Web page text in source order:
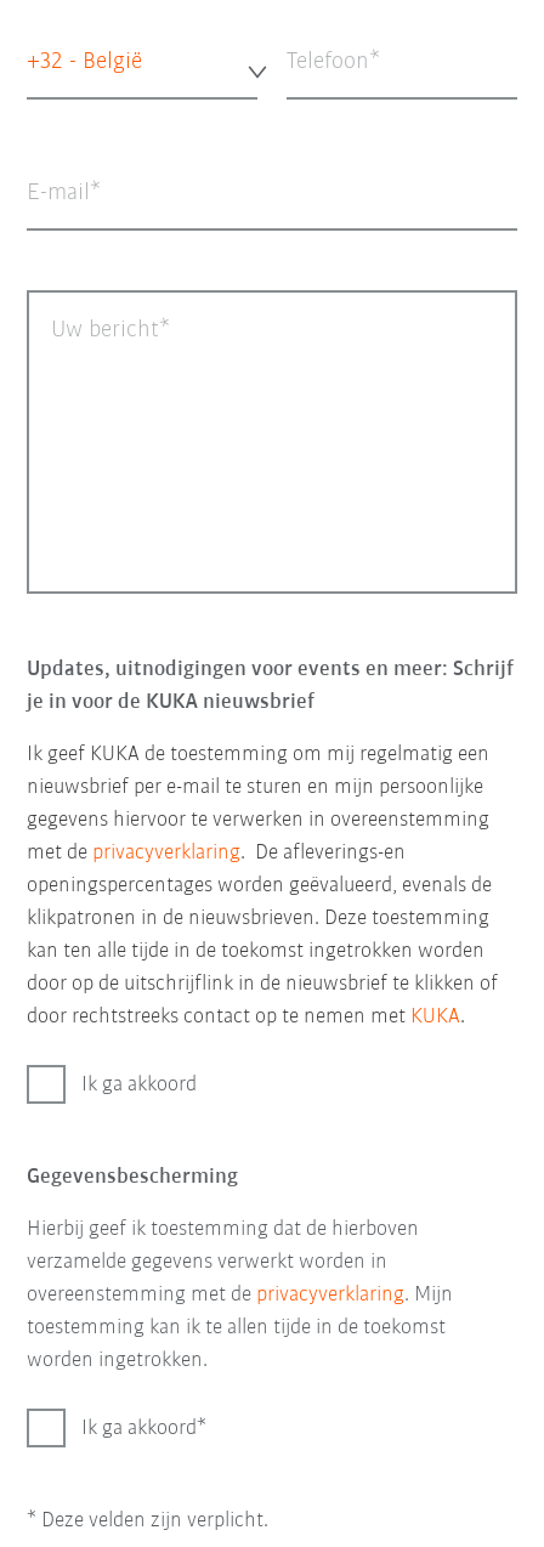
+32 - België Telefoon
E-mail
Uw bericht
Updates, uitnodigingen voor events en meer: Schrijf
je in voor de KUKA nieuwsbrief
Ik geef KUKA de toestemming om mij regelmatig een
nieuwsbrief per e-mail te sturen en mijn persoonlijke
gegevens hiervoor te verwerken in overeenstemming
met de privacyverklaring. De afleverings-en
openingspercentages worden geëvalueerd, evenals de
klikpatronen in de nieuwsbrieven. Deze toestemming
kan ten alle tijde in de toekomst ingetrokken worden
door op de uitschrijflink in de nieuwsbrief te klikken of
door rechtstreeks contact op te nemen met KUKA.
Ik ga akkoord
Gegevensbescherming
Hierbij geef ik toestemming dat de hierboven
verzamelde gegevens verwerkt worden in
overeenstemming met de privacyverklaring. Mijn
toestemming kan ik te allen tijde in de toekomst
worden ingetrokken.
Ik ga akkoord
* Deze velden zijn verplicht.